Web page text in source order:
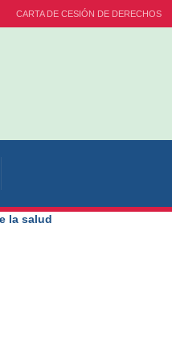
CARTA DE CESIÓN DE DERECHOS
la salud